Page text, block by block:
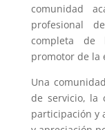
comunidad
profesional
completa de
promotor de la
Una
de servicio, la
participación y